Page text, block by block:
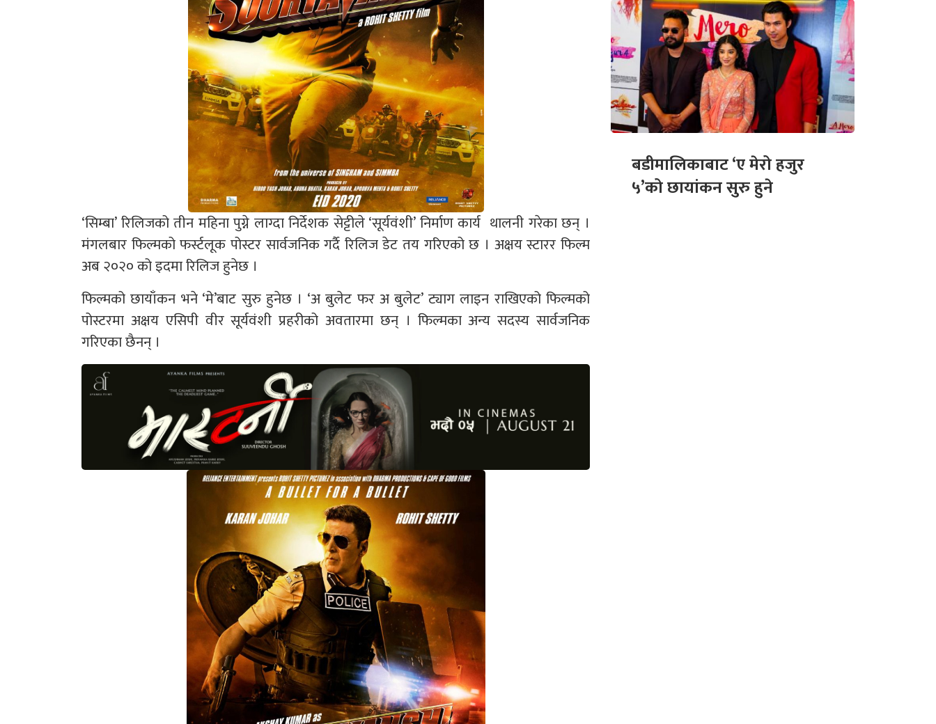
‘सिम्बा’ रिलिजको तीन महिना पुग्ने लाग्दा निर्देशक सेट्टीले ‘सूर्यवंशी’ निर्माण कार्य थालनी गरेका छन् ।
मंगलबार फिल्मको फर्स्टलूक पोस्टर सार्वजनिक गर्दै रिलिज डेट तय गरिएको छ । अक्षय स्टारर फिल्म
अब २०२० को इदमा रिलिज हुनेछ ।
फिल्मको छायाँकन भने ‘मे’बाट सुरु हुनेछ । ‘अ बुलेट फर अ बुलेट’ ट्याग लाइन राखिएको फिल्मको
पोस्टरमा अक्षय एसिपी वीर सूर्यवंशी प्रहरीको अवतारमा छन् । फिल्मका अन्य सदस्य सार्वजनिक
गरिएका छैनन् ।
बडीमालिकाबाट ‘ए मेरो हजुर
५’को छायांकन सुरु हुने